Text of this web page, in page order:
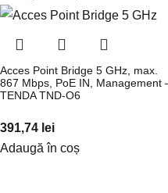
Acces Point Bridge 5 GHz, max.
867 Mbps, PoE IN, Management
TENDA TND-O6
391,74 lei
Adaugă în coș